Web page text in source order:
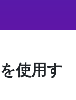
使用す